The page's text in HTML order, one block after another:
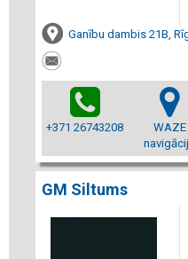
Ganību dambis 21B,
+371 26743208
WAZE
GM Siltums